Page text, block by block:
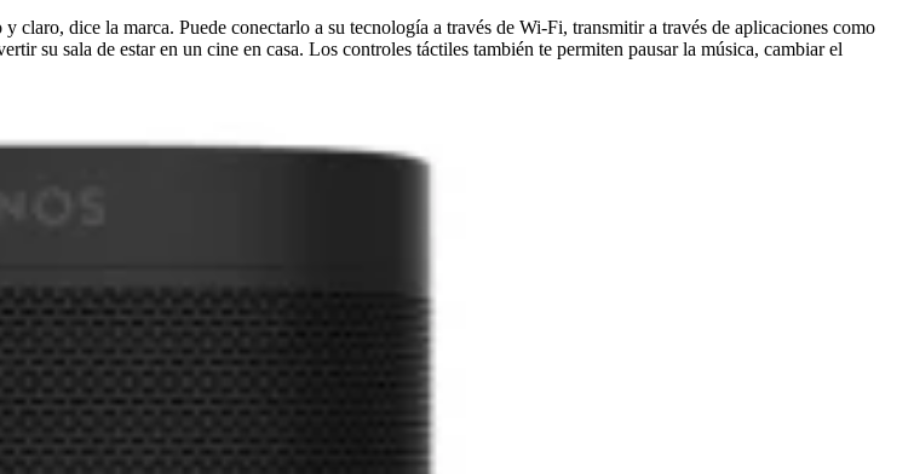
dice la marca. Puede conectarlo a su tecnología a través de Wi-Fi, transmitir a través de aplicaciones como
su sala de estar en un cine en casa. Los controles táctiles también te permiten pausar la música, cambiar el